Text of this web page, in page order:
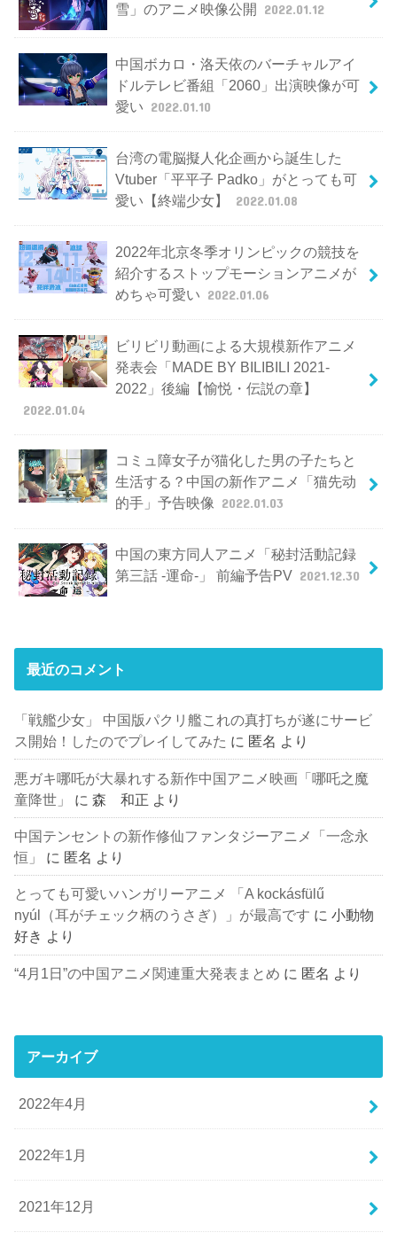
雪」のアニメ映像公開
2022.01.12
中国ボカロ・洛天依のバーチャルアイ
ドルテレビ番組「2060」出演映像が可
愛い 2022.01.10
台湾の電脳擬人化企画から誕生した
Vtuber「平平子 Padko」がとっても可
愛い【終端少女】
2022.01.08
2022年北京冬季オリンピックの競技を
紹介するストップモーションアニメが
めちゃ可愛い 2022.01.06
ビリビリ動画による大規模新作アニメ
発表会「MADE BY BILIBILI 2021-
2022」後編【愉悦・伝説の章】
2022.01.04
コミュ障女子が猫化した男の子たちと
生活する？中国の新作アニメ「猫先动
的手」予告映像
2022.01.03
中国の東方同人アニメ「秘封活動記録
第三話 -運命-」 前編予告PV 2021.12.30
最近のコメント
「戦艦少女」 中国版パクリ艦これの真打ちが遂にサービ
ス開始！したのでプレイしてみた に 匿名 より
悪ガキ哪吒が大暴れする新作中国アニメ映画「哪吒之魔
童降世」
に森 和正 より
中国テンセントの新作修仙ファンタジーアニメ「一念永
恒」
に 匿名 より
とっても可愛いハンガリーアニメ 「A kockásfülű
nyúl（耳がチェック柄のうさぎ）」が最高です に小動物
好き より
“4月1日”の中国アニメ関連重大発表まとめ に 匿名 より
アーカイブ
2022年4月
2022年1月
2021年12月